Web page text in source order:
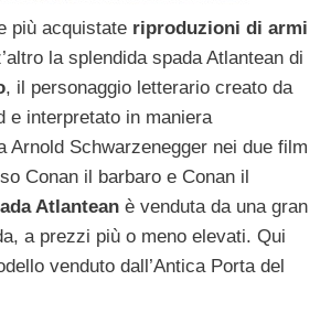
più acquistate riproduzioni di armi
la splendida spada Atlantean di
, il personaggio letterario creato da
e interpretato in maniera
Arnold Schwarzenegger nei due film
Conan il barbaro e Conan il
Atlantean è venduta da una gran
a prezzi più o meno elevati. Qui
venduto dall’Antica Porta del